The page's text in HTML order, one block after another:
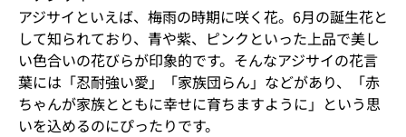
アジサイといえば、梅雨の時期に咲く花。6月の誕生花と
して知られており、青や紫、ピンクといった上品で美し
い色合いの花びらが印象的です。そんなアジサイの花言
葉には「忍耐強い愛」「家族団らん」などがあり、「赤
ちゃんが家族とともに幸せに育ちますように」という思
いを込めるのにぴったりです。